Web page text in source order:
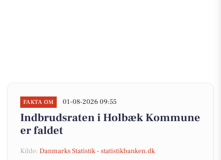
FAKTA OM 01-08-2026 09:55
Indbrudsraten i Holbæk Kommune
er faldet
Kilde: Danmarks Statistik - statistikbanken.dk